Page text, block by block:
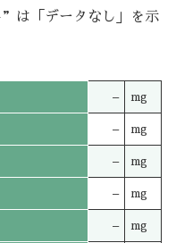
「データなし」を示
– mg
– mg
– mg
– mg
– mg